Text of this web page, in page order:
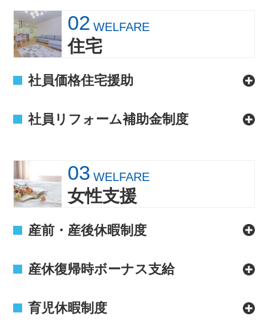
02 WELFARE
住宅
社員価格住宅援助
社員リフォーム補助金制度
03 WELFARE
女性支援
産前・産後休暇制度
産休復帰時ボーナス支給
育児休暇制度